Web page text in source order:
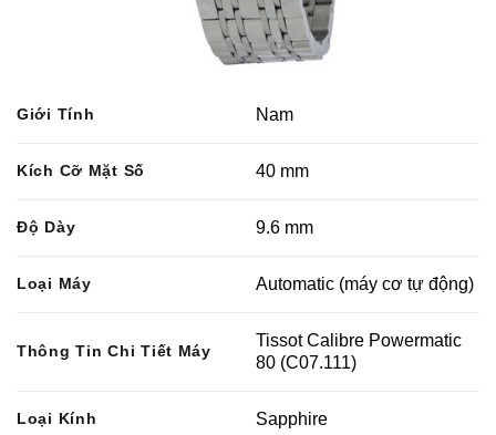
Giới Tính Nam
Kích Cỡ Mặt Số 40 mm
Độ Dày 9.6 mm
Loại Máy Automatic (máy cơ tự động)
Thông Tin Chi Tiết Máy
Tissot Calibre Powermatic
80 (C07.111)
Loại Kính Sapphire